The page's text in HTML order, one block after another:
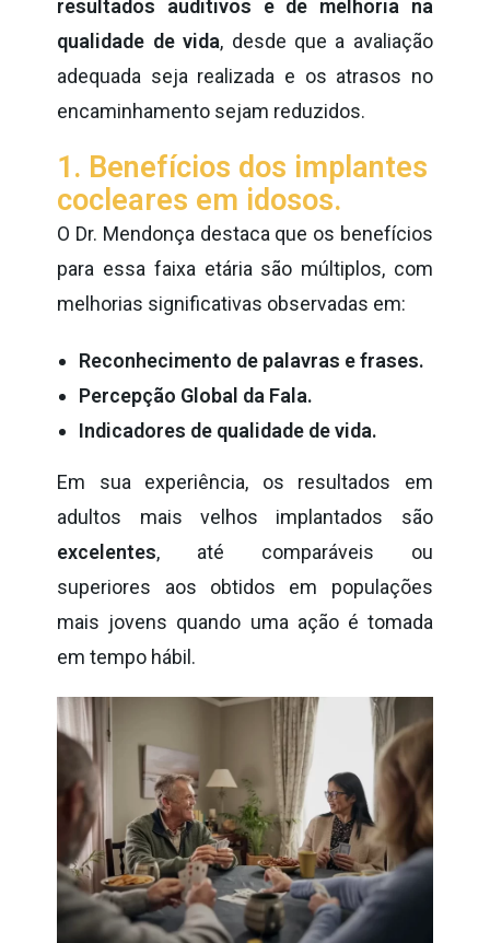
resultados auditivos e de melhoria na
qualidade de vida, desde que a avaliação
adequada seja realizada e os atrasos no
encaminhamento sejam reduzidos.
1. Benefícios dos implantes
cocleares em idosos.
O Dr. Mendonça destaca que os benefícios
para essa faixa etária são múltiplos, com
melhorias significativas observadas em:
Reconhecimento de palavras e frases.
Percepção Global da Fala.
Indicadores de qualidade de vida.
Em sua experiência, os resultados em
adultos mais velhos implantados são
excelentes, até comparáveis ou
superiores aos obtidos em populações
mais jovens quando uma ação é tomada
em tempo hábil.